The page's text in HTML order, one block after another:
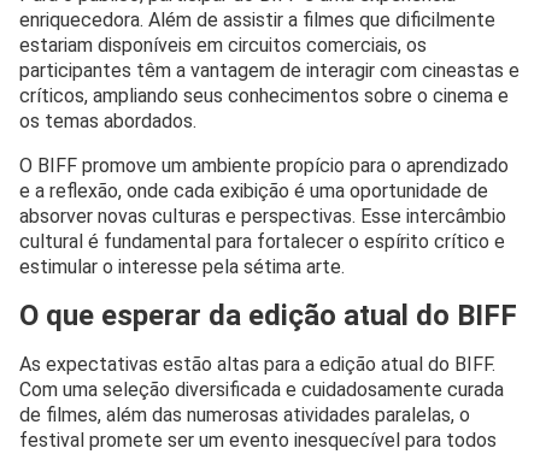
enriquecedora. Além de assistir a filmes que dificilmente
estariam disponíveis em circuitos comerciais, os
participantes têm a vantagem de interagir com cineastas e
críticos, ampliando seus conhecimentos sobre o cinema e
os temas abordados.
O BIFF promove um ambiente propício para o aprendizado
e a reflexão, onde cada exibição é uma oportunidade de
absorver novas culturas e perspectivas. Esse intercâmbio
cultural é fundamental para fortalecer o espírito crítico e
estimular o interesse pela sétima arte.
O que esperar da edição atual do BIFF
As expectativas estão altas para a edição atual do BIFF.
Com uma seleção diversificada e cuidadosamente curada
de filmes, além das numerosas atividades paralelas, o
festival promete ser um evento inesquecível para todos